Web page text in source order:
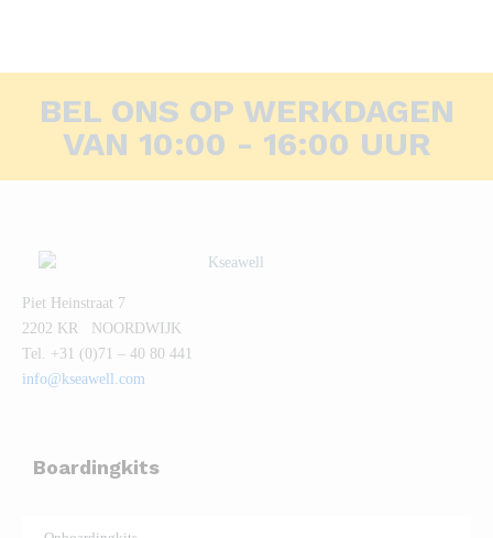
BEL ONS OP WERKDAGEN
VAN 10:00 - 16:00 UUR
Piet Heinstraat 7
2202 KR NOORDWIJK
Tel. +31 (0)71 – 40 80 441
info@kseawell.com
Boardingkits